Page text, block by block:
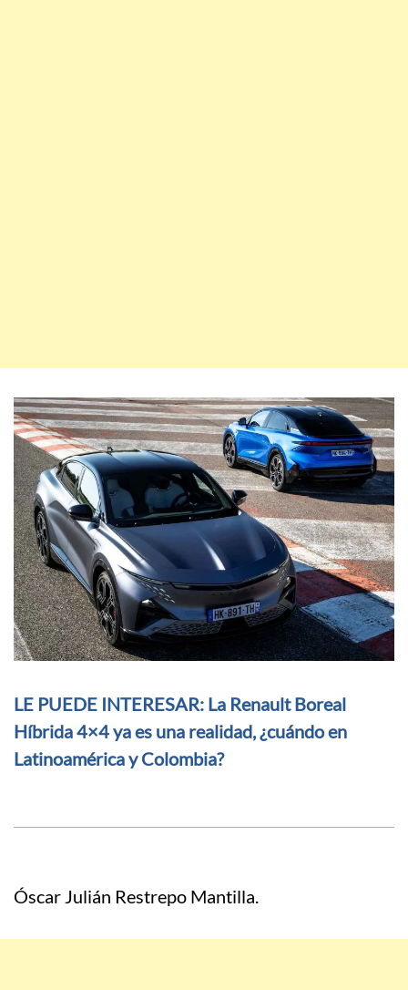
LE PUEDE INTERESAR: La Renault Boreal
Híbrida 4×4 ya es una realidad, ¿cuándo en
Latinoamérica y Colombia?
Óscar Julián Restrepo Mantilla.